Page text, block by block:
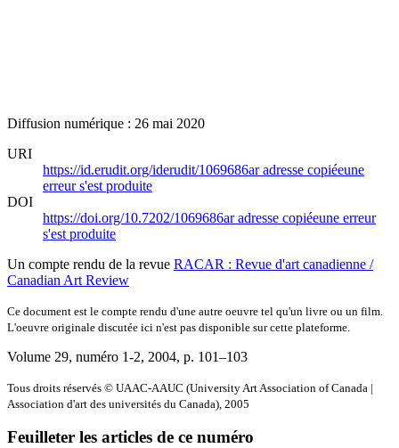
Diffusion numérique : 26 mai 2020
URI
https://id.erudit.org/iderudit/1069686aradresse copiéeune
erreur s'est produite
DOI
https://doi.org/10.7202/1069686aradresse copiéeune erreur
s'est produite
Un compte rendu de la revue RACAR : Revue d'art canadienne /
Canadian Art Review
Ce document est le compte rendu d'une autre oeuvre tel qu'un livre ou un film.
L'oeuvre originale discutée ici n'est pas disponible sur cette plateforme.
Volume 29, numéro 1-2, 2004, p. 101–103
Tous droits réservés © UAAC-AAUC (University Art Association of Canada |
Association d'art des universités du Canada), 2005
Feuilleter les articles de ce numéro